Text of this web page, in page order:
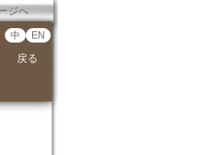
ジへ
中 EN
戻る